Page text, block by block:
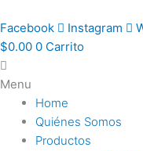
al
contenido
Facebook Instagram
$0.00 0 Carrito
Menu
Home
Quiénes Somos
Productos